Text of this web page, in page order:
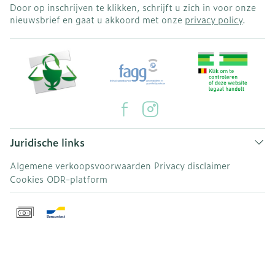
Door op inschrijven te klikken, schrijft u zich in voor onze
nieuwsbrief en gaat u akkoord met onze privacy policy.
Juridische links
Algemene verkoopsvoorwaarden Privacy disclaimer
Cookies ODR-platform